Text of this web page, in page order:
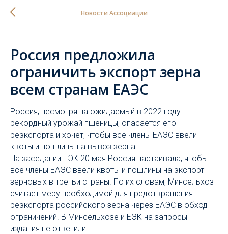
Новости Ассоциации
Россия предложила
ограничить экспорт зерна
всем странам ЕАЭС
Россия, несмотря на ожидаемый в 2022 году
рекордный урожай пшеницы, опасается его
реэкспорта и хочет, чтобы все члены ЕАЭС ввели
квоты и пошлины на вывоз зерна.
На заседании ЕЭК 20 мая Россия настаивала, чтобы
все члены ЕАЭС ввели квоты и пошлины на экспорт
зерновых в третьи страны. По их словам, Минсельхоз
считает меру необходимой для предотвращения
реэкспорта российского зерна через ЕАЭС в обход
ограничений. В Минсельхозе и ЕЭК на запросы
издания не ответили.